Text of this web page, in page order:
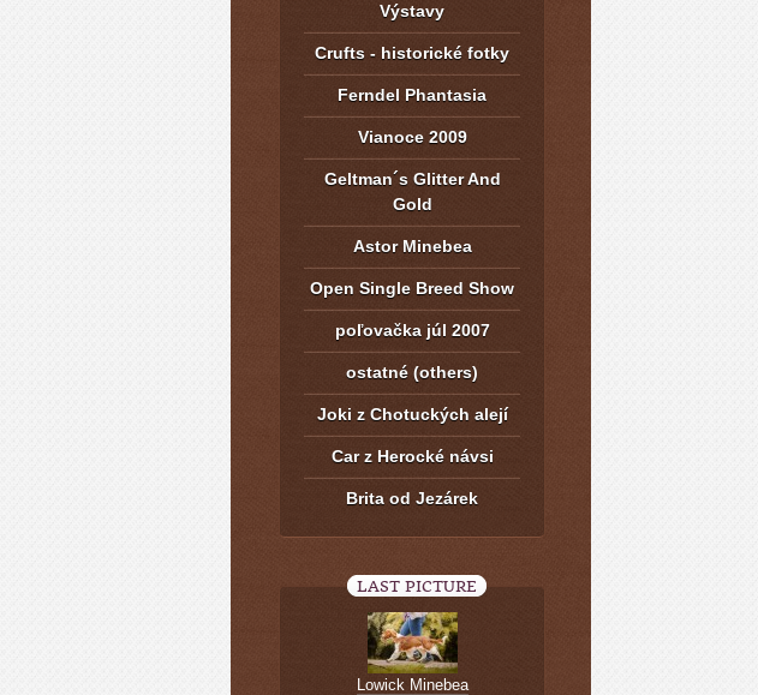
Výstavy
Crufts - historické fotky
Ferndel Phantasia
Vianoce 2009
Geltman´s Glitter And
Gold
Astor Minebea
Open Single Breed Show
poľovačka júl 2007
ostatné (others)
Joki z Chotuckých alejí
Car z Herocké návsi
Brita od Jezárek
LAST PICTURE
Lowick Minebea